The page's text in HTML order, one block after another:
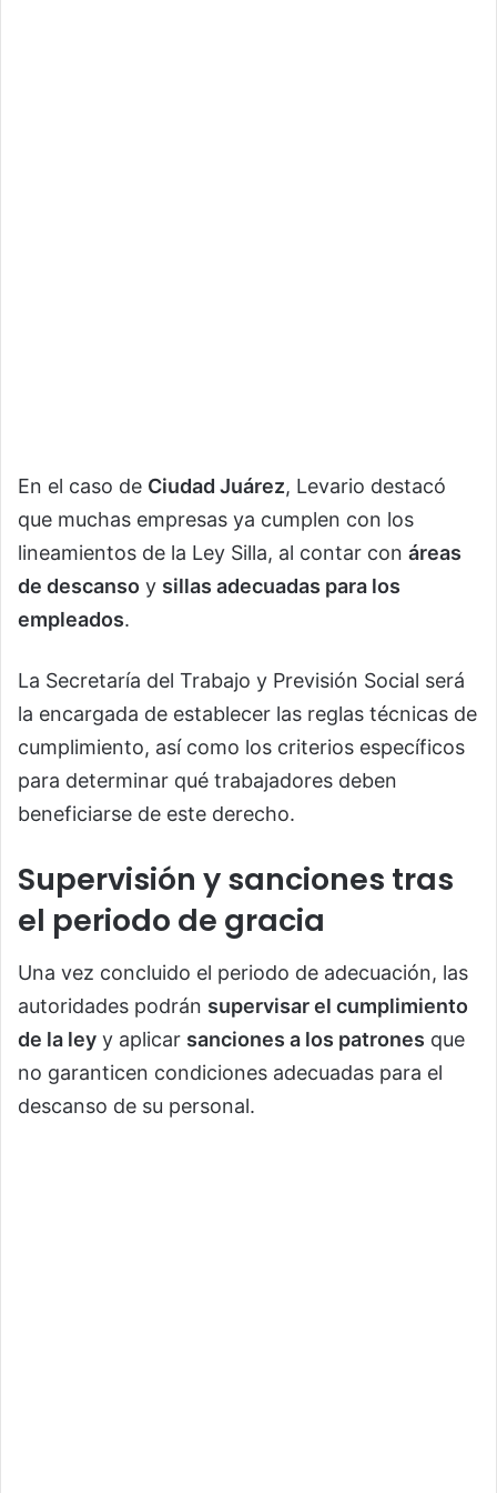
En el caso de Ciudad Juárez, Levario destacó
que muchas empresas ya cumplen con los
lineamientos de la Ley Silla, al contar con áreas
de descanso y sillas adecuadas para los
empleados.
La Secretaría del Trabajo y Previsión Social será
la encargada de establecer las reglas técnicas de
cumplimiento, así como los criterios específicos
para determinar qué trabajadores deben
beneficiarse de este derecho.
Supervisión y sanciones tras
el periodo de gracia
Una vez concluido el periodo de adecuación, las
autoridades podrán supervisar el cumplimiento
de la ley y aplicar sanciones a los patrones que
no garanticen condiciones adecuadas para el
descanso de su personal.